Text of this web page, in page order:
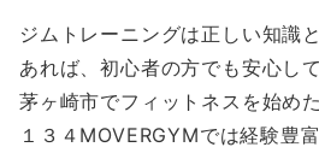
ジムトレーニングは正しい知識
あれば、初心者の方でも安心し
茅ヶ崎市でフィットネスを始め
１３４MOVERGYMでは経験豊